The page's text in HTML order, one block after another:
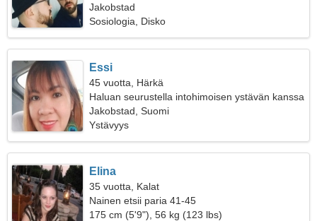
Jakobstad
Sosiologia, Disko
Essi
45 vuotta, Härkä
Haluan seurustella intohimoisen ystävän kanssa
Jakobstad, Suomi
Ystävyys
Elina
35 vuotta, Kalat
Nainen etsii paria 41-45
175 cm (5'9"), 56 kg (123 lbs)